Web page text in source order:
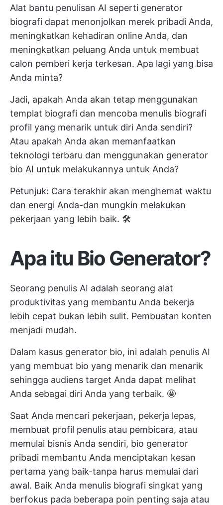
Alat bantu penulisan AI seperti generator
biografi dapat menonjolkan merek pribadi Anda,
meningkatkan kehadiran online Anda, dan
meningkatkan peluang Anda untuk membuat
calon pemberi kerja terkesan. Apa lagi yang bisa
Anda minta?
Jadi, apakah Anda akan tetap menggunakan
templat biografi dan mencoba menulis biografi
profil yang menarik untuk diri Anda sendiri?
Atau apakah Anda akan memanfaatkan
teknologi terbaru dan menggunakan generator
bio AI untuk melakukannya untuk Anda?
Petunjuk: Cara terakhir akan menghemat waktu
dan energi Anda-dan mungkin melakukan
pekerjaan yang lebih baik. 🛠️
Apa itu Bio Generator?
Seorang penulis AI adalah seorang alat
produktivitas yang membantu Anda bekerja
lebih cepat bukan lebih sulit. Pembuatan konten
menjadi mudah.
Dalam kasus generator bio, ini adalah penulis AI
yang membuat bio yang menarik dan menarik
sehingga audiens target Anda dapat melihat
Anda sebagai diri Anda yang terbaik. 🤩
Saat Anda mencari pekerjaan, pekerja lepas,
membuat profil penulis atau pembicara, atau
memulai bisnis Anda sendiri, bio generator
pribadi membantu Anda menciptakan kesan
pertama yang baik-tanpa harus memulai dari
awal. Baik Anda menulis biografi singkat yang
berfokus pada beberapa poin penting saja atau